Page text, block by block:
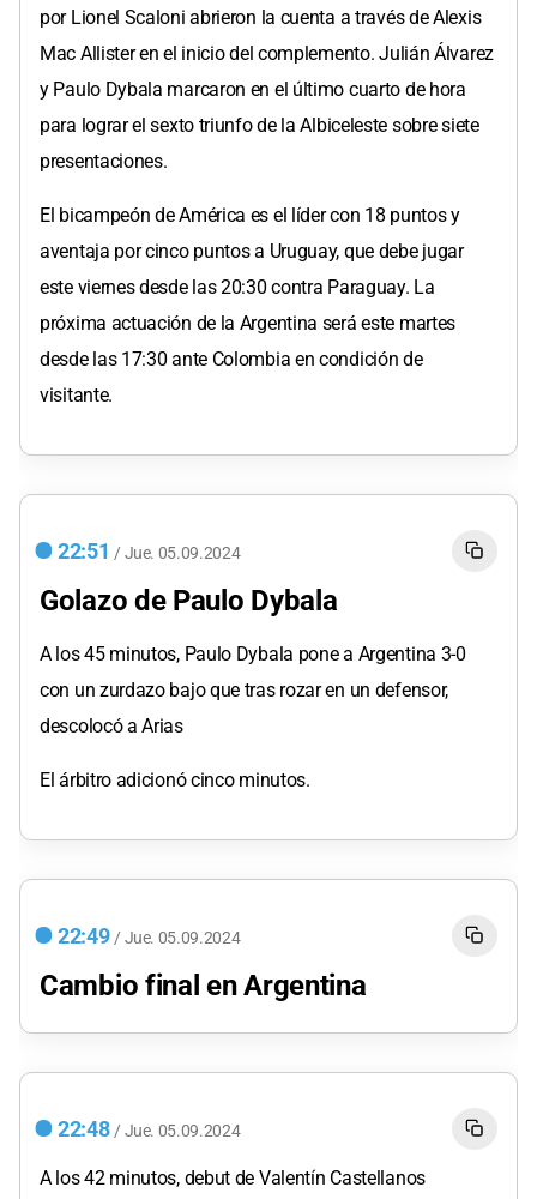
por Lionel Scaloni abrieron la cuenta a través de Alexis
Mac Allister en el inicio del complemento. Julián Álvarez
y Paulo Dybala marcaron en el último cuarto de hora
para lograr el sexto triunfo de la Albiceleste sobre siete
presentaciones.
El bicampeón de América es el líder con 18 puntos y
aventaja por cinco puntos a Uruguay, que debe jugar
este viernes desde las 20:30 contra Paraguay. La
próxima actuación de la Argentina será este martes
desde las 17:30 ante Colombia en condición de
visitante.
22:51 / Jue. 05.09.2024
Golazo de Paulo Dybala
A los 45 minutos, Paulo Dybala pone a Argentina 3-0
con un zurdazo bajo que tras rozar en un defensor,
descolocó a Arias
El árbitro adicionó cinco minutos.
22:49 / Jue. 05.09.2024
Cambio final en Argentina
22:48 / Jue. 05.09.2024
A los 42 minutos, debut de Valentín Castellanos